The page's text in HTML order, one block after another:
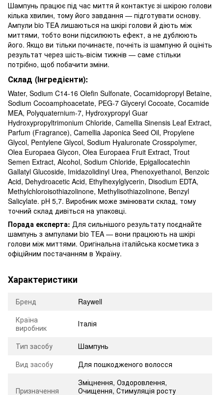
Шампунь працює під час миття й контактує зі шкірою голови
кілька хвилин, тому його завдання — підготувати основу.
Ампули bio TEA лишаються на шкірі голови й діють між
миттями, тобто вони підсилюють ефект, а не дублюють
його. Якщо ви тільки починаєте, почніть із шампуню й оцініть
результат через шість-вісім тижнів — саме стільки
потрібно, щоб побачити зміни.
Склад (Інгредієнти):
Water, Sodium C14-16 Olefin Sulfonate, Cocamidopropyl Betaine,
Sodium Cocoamphoacetate, PEG-7 Glyceryl Cocoate, Cocamide
MEA, Polyquaternium-7, Hydroxypropyl Guar
Hydroxypropyltrimonium Chloride, Camellia Sinensis Leaf Extract,
Parfum (Fragrance), Camellia Japonica Seed Oil, Propylene
Glycol, Pentylene Glycol, Sodium Hyaluronate Crosspolymer,
Olea Europaea Glycon, Olea Europaea Fruit Extract, Trout
Semen Extract, Alcohol, Sodium Chloride, Epigallocatechin
Gallatyl Glucoside, Imidazolidinyl Urea, Phenoxyethanol, Benzoic
Acid, Dehydroacetic Acid, Ethylhexylglycerin, Disodium EDTA,
Methylchloroisothiazolinone, Methylisothiazolinone, Benzyl
Salicylate. pH 5,7. Виробник може змінювати склад, тому
точний склад дивіться на упаковці.
Порада експерта: Для сильнішого результату поєднайте
шампунь з ампулами bio TEA — вони працюють на шкірі
голови між миттями. Оригінальна італійська косметика з
офіційним постачанням в Україну.
Характеристики
Бренд
Raywell
Країна
виробник
Італія
Тип засобу
Шампунь
Вид засобу
Для пошкодженого волосся
Призначення
Зміцнення, Оздоровлення,
Очищення, Стимуляція росту